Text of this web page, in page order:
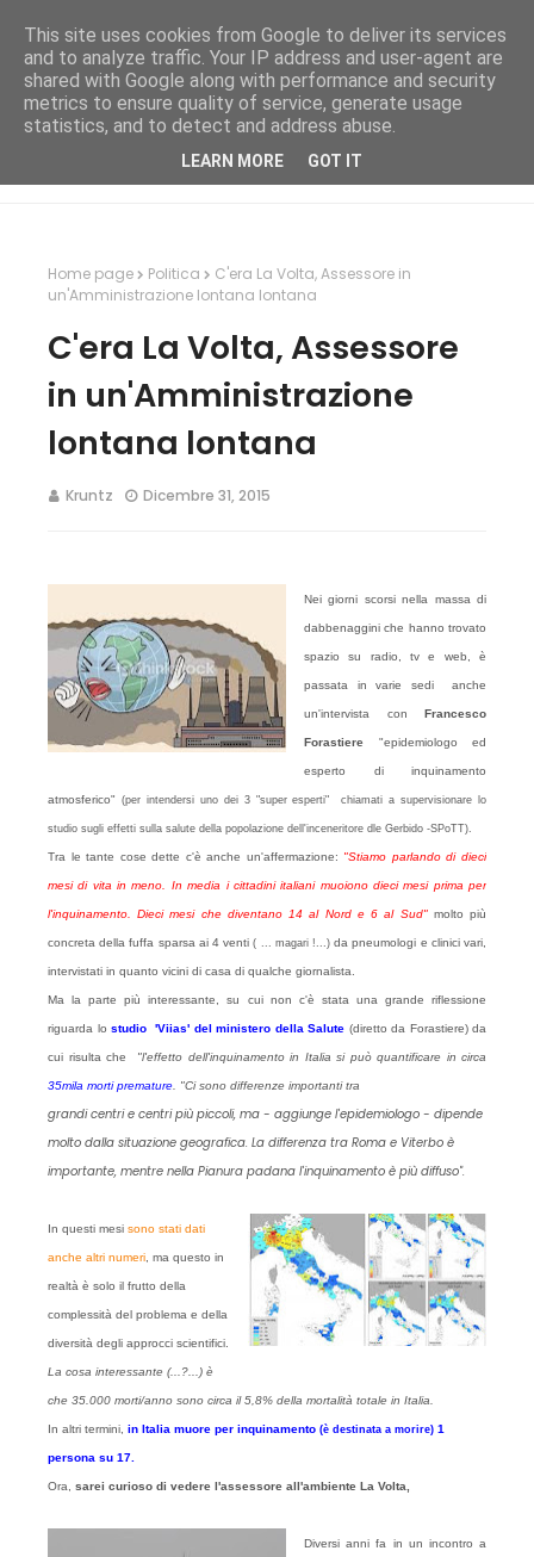
Home page Politica
C'era La Volta, Assessore in
un'Amministrazione lontana lontana
C'era La Volta, Assessore
in un'Amministrazione
lontana lontana
Kruntz Dicembre 31, 2015
Nei giorni scorsi nella massa di
dabbenaggini che hanno trovato
spazio su radio, tv e web, è
passata in varie sedi anche
un'intervista con Francesco
Forastiere "epidemiologo ed
esperto di inquinamento
atmosferico" (per intendersi uno dei 3 "super esperti" chiamati a supervisionare lo
studio sugli effetti sulla salute della popolazione dell'inceneritore dle Gerbido -SPoTT).
Tra le tante cose dette c'è anche un'affermazione: "Stiamo parlando di dieci
mesi di vita in meno. In media i cittadini italiani muoiono dieci mesi prima per
l'inquinamento. Dieci mesi che diventano 14 al Nord e 6 al Sud" molto più
concreta della fuffa sparsa ai 4 venti( ... magari !...)da pneumologi e clinici vari,
intervistati in quanto vicini di casa di qualche giornalista.
Ma la parte più interessante, su cui non c'è stata una grande riflessione
riguarda lo studio 'Viias' del ministero della Salute (diretto da Forastiere) da
cui risulta che "l'effetto dell'inquinamento in Italia si può quantificare in circa
35mila morti premature . "Ci sono differenze importanti tra
grandi centri e centri più piccoli, ma - aggiunge l'epidemiologo - dipende
molto dalla situazione geografica. La differenza tra Roma e Viterbo è
importante, mentre nella Pianura padana l'inquinamento è più diffuso".
In questi mesi sono stati dati
anche altri numeri , ma questo in
realtà è solo il frutto della
complessità del problema e della
diversità degli approcci scientifici.
La cosa interessante (...?...) è
che 35.000 morti/anno sono circa il 5,8% della mortalità totale in Italia.
In altri termini, in Italia muore per inquinamento (è destinata a morire) 1
persona su 17.
Ora, sarei curioso di vedere l'assessore all'ambiente La Volta,
Diversi anni fa in un incontro a
This site uses cookies from Google to deliver its services
and to analyze traffic. Your IP address and user-agent are
shared with Google along with performance and security
metrics to ensure quality of service, generate usage
statistics, and to detect and address abuse.
LEARN MORE GOT IT